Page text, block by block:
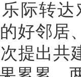
际转
好邻居
提出共